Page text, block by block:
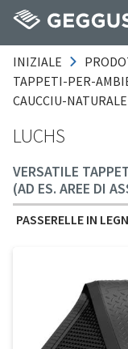
INIZIALE
TAPPETI-PER-
CAUCCIU-NATURALE
LUCHS
VERSATILE
(AD ES. AREE DI
PASSERELLE IN